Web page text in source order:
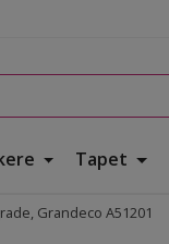
Tapet
Grandeco A51201